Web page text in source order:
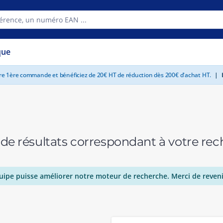
1ère commande et bénéficiez de 20€ HT de réduction dès 200€ d'achat HT. |
résultats correspondant à votre
puisse améliorer notre moteur de recherche. Merci de